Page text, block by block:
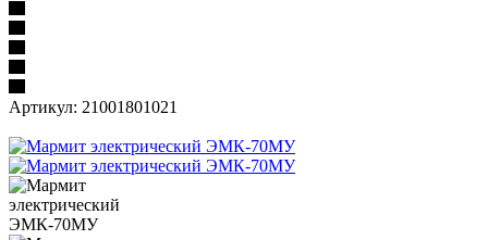
Артикул: 21001801021